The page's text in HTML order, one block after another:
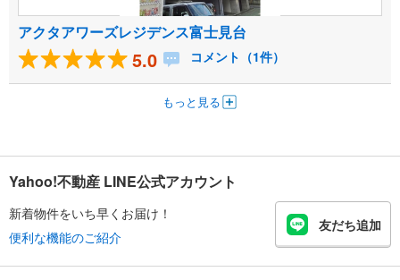
アクタアワーズレジデンス富士見台
5.0 コメント（1件）
もっと見る
Yahoo!不動産 LINE公式アカウント
新着物件をいち早くお届け！
便利な機能のご紹介
友だち追加